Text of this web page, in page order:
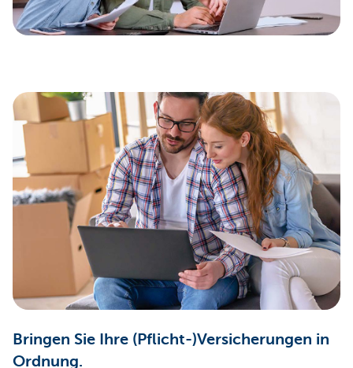
Bringen Sie Ihre (Pflicht-)Versicherungen in
Ordnung.